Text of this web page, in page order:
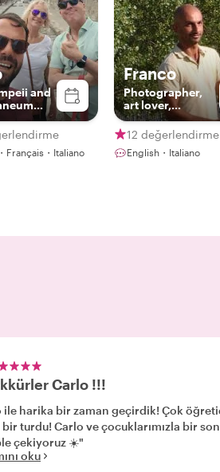
and
Français・Italiano
Franco
Photographer,
art lover,
storyteller
12 değerlendirme
English・Italiano
Carlo !!!
harika bir zaman geçirdik! Çok öğretici ve
ve çocuklarımızla bir sonraki
çekiyoruz ☀️"
oku